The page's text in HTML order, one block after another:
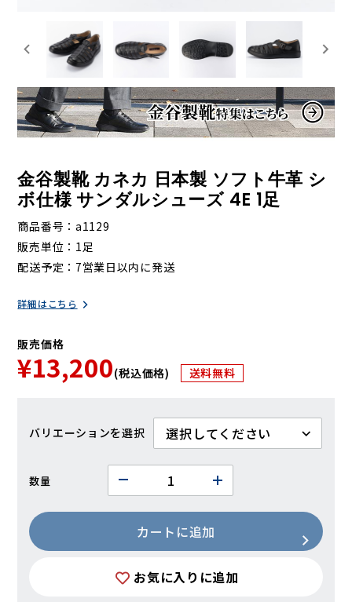
金谷製靴 カネカ 日本製 ソフト牛革 シ
ボ仕様 サンダルシューズ 4E 1足
商品番号
a1129
販売単位
1足
配送予定
7営業日以内に発送
詳細はこちら
販売価格
¥13,200(税込価格) 送料無料
バリエーション
数量
カートに追加
お気に入りに追加